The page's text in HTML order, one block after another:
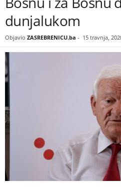
dunjalukom
Objavio ZASREBRENICU.ba - 15 travnja,